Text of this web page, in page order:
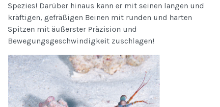
Spezies! Darüber hinaus kann er mit seinen langen und
kräftigen, gefräßigen Beinen mit runden und harten
Spitzen mit äußerster Präzision und
Bewegungsgeschwindigkeit zuschlagen!